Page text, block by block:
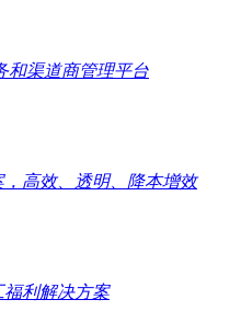
和渠道商管理平台
高效、透明、降本增效
福利解决方案